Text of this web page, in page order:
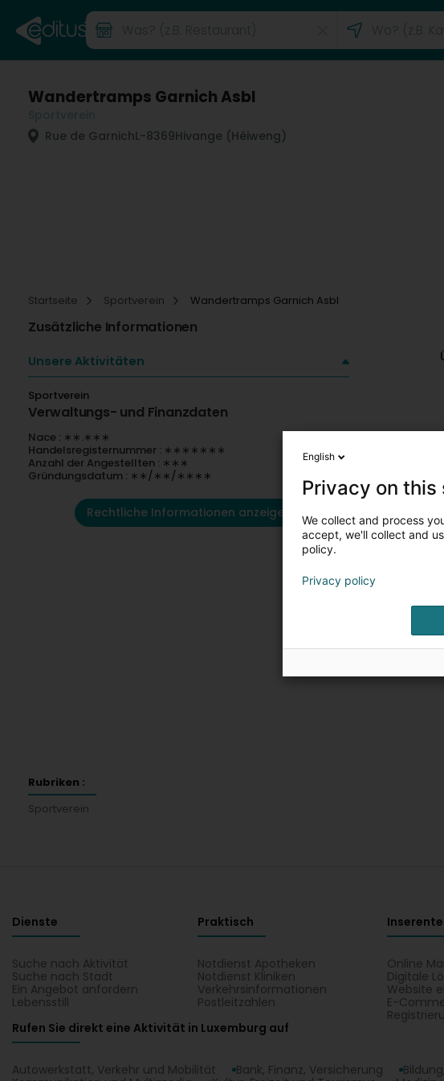
Wandertramps Garnich Asbl
Rue de GarnichL-8369Hivange (Héiweng)
Startseite
Sportverein Wandertramps Garnich Asbl
Zusätzliche Informationen
Unsere Aktivitäten
Sportverein
Verwaltungs- und Finanzdaten
Nace : ∗∗.∗∗∗
Handelsregisternummer : ∗∗∗∗∗∗∗
Anzahl der Angestellten : ∗∗∗
Gründungsdatum : ∗∗/∗∗/∗∗∗∗
Rechtliche Informationen anzeigen
Rubriken :
Sportverein
Dienste
Suche nach Aktivität
Suche nach Stadt
Ein Angebot anfordern
Lebensstill
Praktisch
Notdienst Apotheken
Notdienst Kliniken
Verkehrsinformationen
Postleitzahlen
Online
Digitale
Website
E-
Rufen Sie direkt eine Aktivität in Luxemburg auf
Autowerkstatt, Verkehr und Mobilität Bank, Finanz, Versicherung
English
Privacy on this
We collect and process
accept, we'll collect and
policy.
Privacy policy